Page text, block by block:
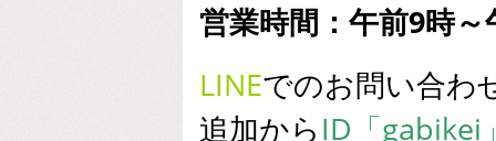
営業時間：午前9時～
LINEでのお問い合わ
追加からID「gabikei